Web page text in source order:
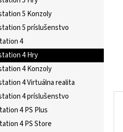
5 Konzoly
5 príslušenstvo
4
4 Hry
4 Konzoly
4 Virtuálna realita
4 príslušenstvo
4 PS Plus
4 PS Store